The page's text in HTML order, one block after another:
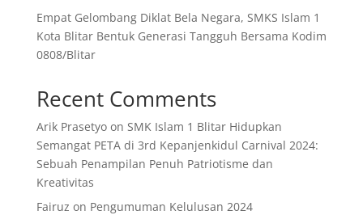
Empat Gelombang Diklat Bela Negara, SMKS Islam 1
Kota Blitar Bentuk Generasi Tangguh Bersama Kodim
0808/Blitar
Recent Comments
Arik Prasetyoon SMK Islam 1 Blitar Hidupkan
Semangat PETA di 3rd Kepanjenkidul Carnival 2024:
Sebuah Penampilan Penuh Patriotisme dan
Kreativitas
Fairuz on Pengumuman Kelulusan 2024